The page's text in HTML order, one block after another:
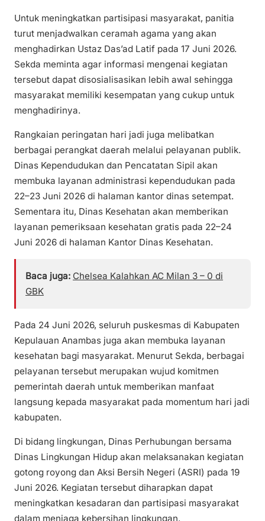
Untuk meningkatkan partisipasi masyarakat, panitia
turut menjadwalkan ceramah agama yang akan
menghadirkan Ustaz Das’ad Latif pada 17 Juni 2026.
Sekda meminta agar informasi mengenai kegiatan
tersebut dapat disosialisasikan lebih awal sehingga
masyarakat memiliki kesempatan yang cukup untuk
menghadirinya.
Rangkaian peringatan hari jadi juga melibatkan
berbagai perangkat daerah melalui pelayanan publik.
Dinas Kependudukan dan Pencatatan Sipil akan
membuka layanan administrasi kependudukan pada
22–23 Juni 2026 di halaman kantor dinas setempat.
Sementara itu, Dinas Kesehatan akan memberikan
layanan pemeriksaan kesehatan gratis pada 22–24
Juni 2026 di halaman Kantor Dinas Kesehatan.
Baca juga: Chelsea Kalahkan AC Milan 3 – 0 di
GBK
Pada 24 Juni 2026, seluruh puskesmas di Kabupaten
Kepulauan Anambas juga akan membuka layanan
kesehatan bagi masyarakat. Menurut Sekda, berbagai
pelayanan tersebut merupakan wujud komitmen
pemerintah daerah untuk memberikan manfaat
langsung kepada masyarakat pada momentum hari jadi
kabupaten.
Di bidang lingkungan, Dinas Perhubungan bersama
Dinas Lingkungan Hidup akan melaksanakan kegiatan
gotong royong dan Aksi Bersih Negeri (ASRI) pada 19
Juni 2026. Kegiatan tersebut diharapkan dapat
meningkatkan kesadaran dan partisipasi masyarakat
dalam menjaga kebersihan lingkungan.